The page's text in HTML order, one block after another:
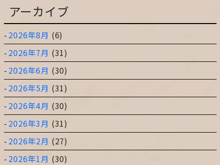
アーカイブ
2026年8月 (6)
2026年7月 (31)
2026年6月 (30)
2026年5月 (31)
2026年4月 (30)
2026年3月 (31)
2026年2月 (27)
2026年1月 (30)